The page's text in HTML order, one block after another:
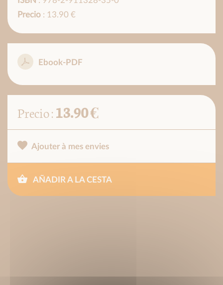
Precio : 13.90 €
Ebook-PDF
Precio :13.90 €
Ajouter à mes envies
AÑADIR A LA CESTA